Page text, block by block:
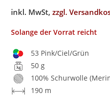
inkl. MwSt,zzgl.
Solange der Vorrat reicht
53 Pink/Ciel/Grün
50 g
100% Schurwolle
190 m